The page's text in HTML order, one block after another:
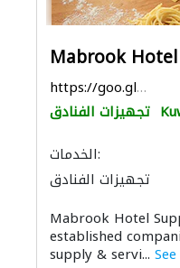
Mabrook
https://goo.gl/maps/J1G9rGkkjtnXYPVN7
تجهيزات الفنادق
الخدمات:
تجهيزات الفنادق
Mabrook Hotel
established
supply & servi...